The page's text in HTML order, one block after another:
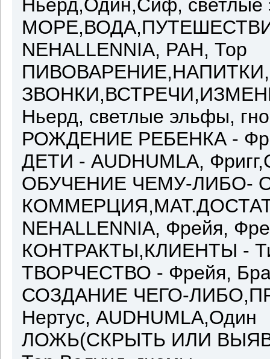
Ньерд,Один,Сиф,
NEHALLENNIA, РАН, Тор
Ньерд, светлые эльфы,
РОЖДЕНИЕ РЕБЕНКА -
ДЕТИ - AUDHUMLA,
ОБУЧЕНИЕ ЧЕМУ-ЛИБО-
NEHALLENNIA, Фрейя,
КОНТРАКТЫ,КЛИЕНТЫ -
ТВОРЧЕСТВО - Фрейя,
СОЗДАНИЕ ЧЕГО-
Нертус, AUDHUMLA,Один
ЛОЖЬ(СКРЫТЬ ИЛИ